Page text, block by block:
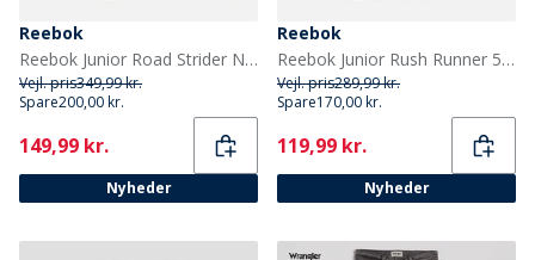
Reebok
Reebok Junior Road Strider Neutrale Løbesko Athletic Blue/Warped Blue/Acid Yellow
Vejl. pris349,99 kr.
Spare200,00 kr.
Current
149,99 kr.
Nyheder
Reebok
Reebok Junior Rush Runner 5 Neutrale løbesko Vector Blue/Vector Blue/Hvid
Vejl. pris289,99 kr.
Spare170,00 kr.
Current
119,99 kr.
Nyheder